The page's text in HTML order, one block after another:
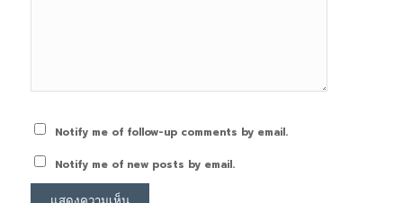
Notify me of follow-up comments by email.
Notify me of new posts by email.